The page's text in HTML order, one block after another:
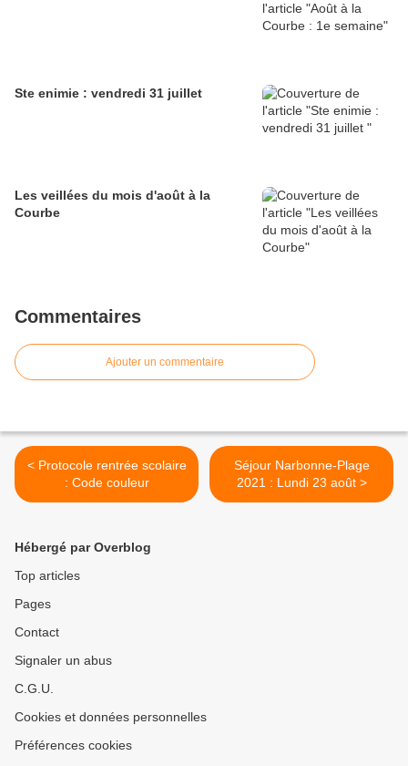
Ste enimie : vendredi 31 juillet
Les veillées du mois d'août à la
Courbe
Commentaires
Ajouter un commentaire
< Protocole rentrée scolaire
: Code couleur
Séjour Narbonne-Plage
2021 : Lundi 23 août >
Hébergé par Overblog
Top articles
Pages
Contact
Signaler un abus
C.G.U.
Cookies et données personnelles
Préférences cookies